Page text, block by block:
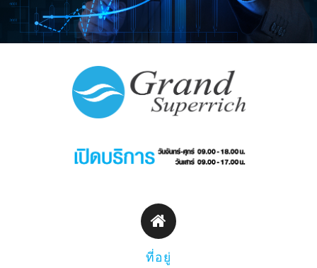
ที่อยู่